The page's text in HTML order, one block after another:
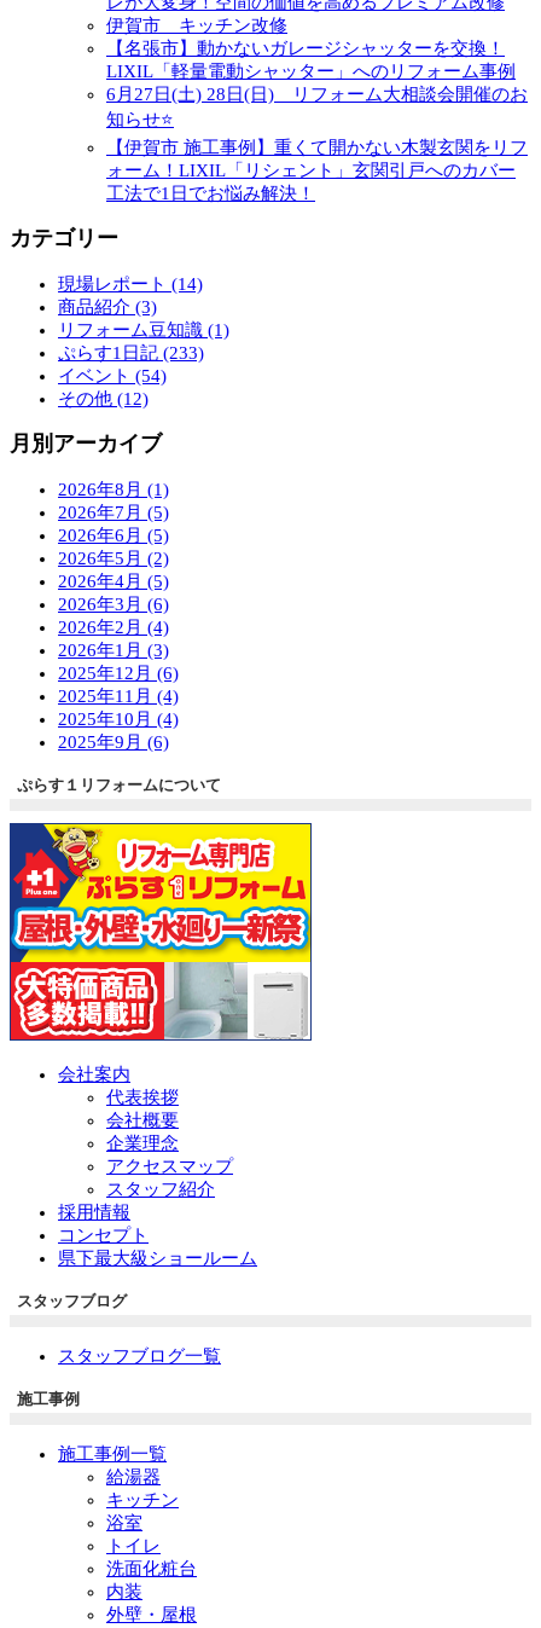
伊賀市 キッチン改修
【名張市】動かないガレージシャッターを交換！
LIXIL「軽量電動シャッター」へのリフォーム事例
6月27日(土) 28日(日) リフォーム大相談会開催のお
知らせ⭐
【伊賀市 施工事例】重くて開かない木製玄関をリフ
ォーム！LIXIL「リシェント」玄関引戸へのカバー
工法で1日でお悩み解決！
カテゴリー
現場レポート (14)
商品紹介 (3)
リフォーム豆知識 (1)
ぷらす1日記 (233)
イベント (54)
その他 (12)
月別アーカイブ
2026年8月 (1)
2026年7月 (5)
2026年6月 (5)
2026年5月 (2)
2026年4月 (5)
2026年3月 (6)
2026年2月 (4)
2026年1月 (3)
2025年12月 (6)
2025年11月 (4)
2025年10月 (4)
2025年9月 (6)
ぷらす１リフォームについて
会社案内
代表挨拶
会社概要
企業理念
アクセスマップ
スタッフ紹介
採用情報
コンセプト
県下最大級ショールーム
スタッフブログ
スタッフブログ一覧
施工事例
施工事例一覧
給湯器
キッチン
浴室
トイレ
洗面化粧台
内装
外壁・屋根